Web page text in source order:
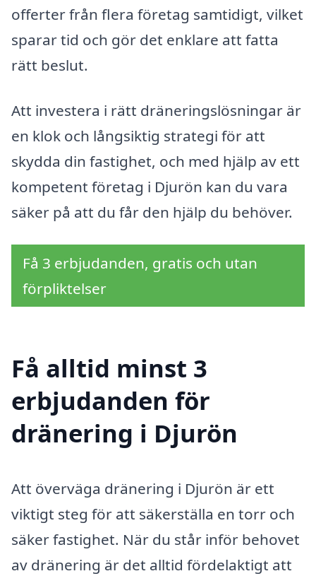
offerter från flera företag samtidigt, vilket
sparar tid och gör det enklare att fatta
rätt beslut.
Att investera i rätt dräneringslösningar är
en klok och långsiktig strategi för att
skydda din fastighet, och med hjälp av ett
kompetent företag i Djurön kan du vara
säker på att du får den hjälp du behöver.
Få 3 erbjudanden, gratis och utan
förpliktelser
Få alltid minst 3
erbjudanden för
dränering i Djurön
Att överväga dränering i Djurön är ett
viktigt steg för att säkerställa en torr och
säker fastighet. När du står inför behovet
av dränering är det alltid fördelaktigt att